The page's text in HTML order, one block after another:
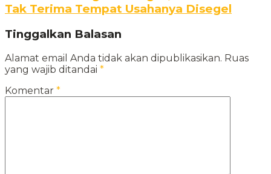
Tak Terima Tempat Usahanya Disegel
Tinggalkan Balasan
Alamat email Anda tidak akan dipublikasikan. Ruas
yang wajib ditandai *
Komentar *